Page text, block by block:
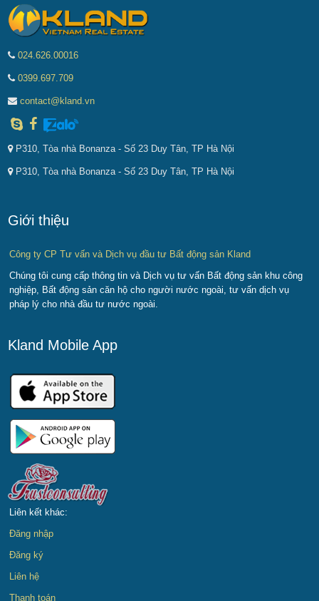
024.626.00016
0399.697.709
contact@kland.vn
P310, Tòa nhà Bonanza - Số 23 Duy Tân, TP Hà Nội
P310, Tòa nhà Bonanza - Số 23 Duy Tân, TP Hà Nội
Giới thiệu
Công ty CP Tư vấn và Dịch vụ đầu tư Bất động sản Kland
Chúng tôi cung cấp thông tin và Dịch vụ tư vấn Bất động sản khu công
nghiệp, Bất động sản căn hộ cho người nước ngoài, tư vấn dịch vụ
pháp lý cho nhà đầu tư nước ngoài.
Kland Mobile App
Liên kết khác:
Đăng nhập
Đăng ký
Liên hệ
Thanh toán